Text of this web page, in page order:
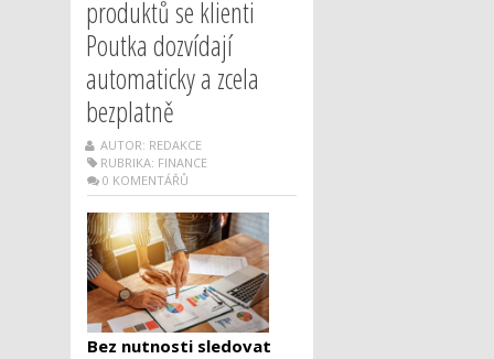
produktů se klienti
Poutka dozvídají
automaticky a zcela
bezplatně
AUTOR: REDAKCE
RUBRIKA: FINANCE
0 KOMENTÁŘŮ
Bez nutnosti sledovat